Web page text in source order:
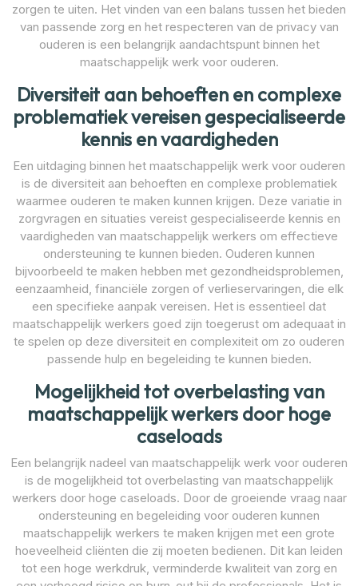
zorgen te uiten. Het vinden van een balans tussen het bieden
van passende zorg en het respecteren van de privacy van
ouderen is een belangrijk aandachtspunt binnen het
maatschappelijk werk voor ouderen.
Diversiteit aan behoeften en complexe
problematiek vereisen gespecialiseerde
kennis en vaardigheden
Een uitdaging binnen het maatschappelijk werk voor ouderen
is de diversiteit aan behoeften en complexe problematiek
waarmee ouderen te maken kunnen krijgen. Deze variatie in
zorgvragen en situaties vereist gespecialiseerde kennis en
vaardigheden van maatschappelijk werkers om effectieve
ondersteuning te kunnen bieden. Ouderen kunnen
bijvoorbeeld te maken hebben met gezondheidsproblemen,
eenzaamheid, financiële zorgen of verlieservaringen, die elk
een specifieke aanpak vereisen. Het is essentieel dat
maatschappelijk werkers goed zijn toegerust om adequaat in
te spelen op deze diversiteit en complexiteit om zo ouderen
passende hulp en begeleiding te kunnen bieden.
Mogelijkheid tot overbelasting van
maatschappelijk werkers door hoge
caseloads
Een belangrijk nadeel van maatschappelijk werk voor ouderen
is de mogelijkheid tot overbelasting van maatschappelijk
werkers door hoge caseloads. Door de groeiende vraag naar
ondersteuning en begeleiding voor ouderen kunnen
maatschappelijk werkers te maken krijgen met een grote
hoeveelheid cliënten die zij moeten bedienen. Dit kan leiden
tot een hoge werkdruk, verminderde kwaliteit van zorg en